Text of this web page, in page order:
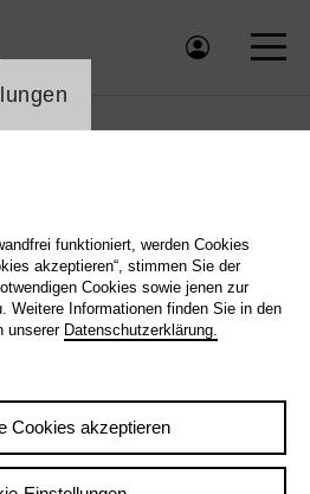
funktioniert, werden Cookies
akzeptieren“, stimmen Sie der
Cookies sowie jenen zur
Weitere Informationen finden Sie in den
unserer Datenschutzerklärung.
Cookies akzeptieren
Gedenken an Dr.
(1940–2025).
und Benjamin
Bagby